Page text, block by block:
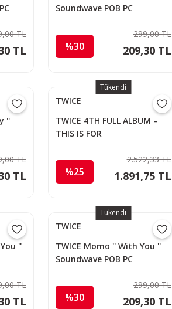
TL
TL
Soundwave POB PC
%30
299,00 TL
209,30 TL
''
TL
TL
Tükendi
TWICE
TWICE 4TH FULL ALBUM –
THIS IS FOR
%25
2.522,33 TL
1.891,75 TL
''
TL
TL
Tükendi
TWICE
TWICE Momo '' With You ''
Soundwave POB PC
%30
299,00 TL
209,30 TL